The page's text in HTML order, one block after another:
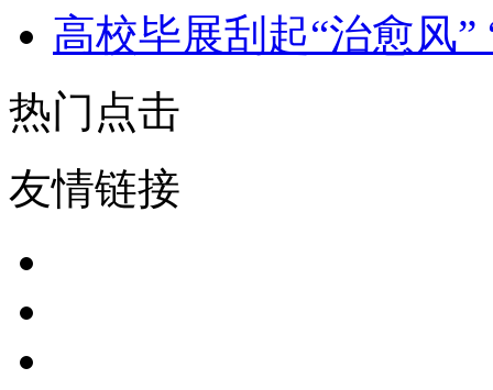
高校毕展刮起“治愈风
热门点击
友情链接